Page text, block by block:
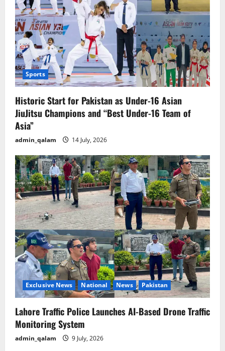
Sports
Historic Start for Pakistan as Under-16 Asian
JiuJitsu Champions and “Best Under-16 Team of
Asia”
admin_qalam 14 July, 2026
Exclusive News National News Pakistan
Lahore Traffic Police Launches AI-Based Drone Traffic
Monitoring System
admin_qalam 9 July, 2026